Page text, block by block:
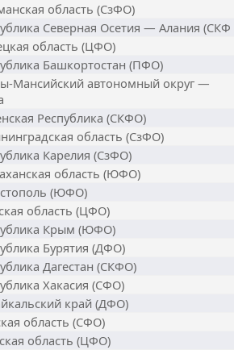
область (СзФО)
Северная Осетия — Алания (СКФ
область (ЦФО)
Башкортостан (ПФО)
Мансийский автономный округ —
Республика (СКФО)
область (СзФО)
Карелия (СзФО)
область (ЮФО)
(ЮФО)
область (ЦФО)
Крым (ЮФО)
Бурятия (ДФО)
Дагестан (СКФО)
Хакасия (СФО)
край (ДФО)
область (СФО)
область (ЦФО)